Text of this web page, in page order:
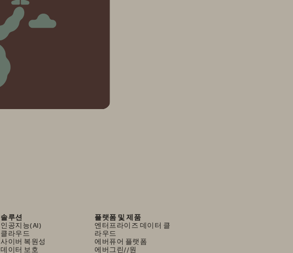
솔루션
인공지능(AI)
클라우드
사이버 복원성
데이터 보호
플랫폼 및 제품
엔터프라이즈 데이터 클
라우드
에버퓨어 플랫폼
에버그린//원